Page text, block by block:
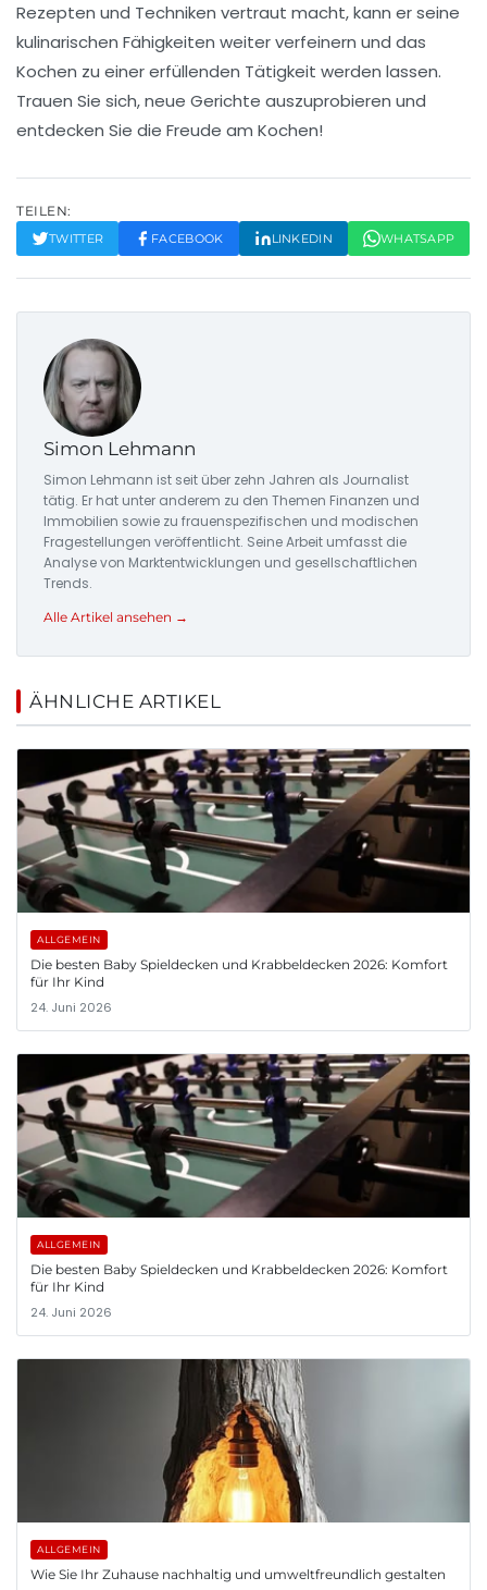
Rezepten und Techniken vertraut macht, kann er seine
kulinarischen Fähigkeiten weiter verfeinern und das
Kochen zu einer erfüllenden Tätigkeit werden lassen.
Trauen Sie sich, neue Gerichte auszuprobieren und
entdecken Sie die Freude am Kochen!
TEILEN:
TWITTER FACEBOOK LINKEDIN WHATSAPP
Simon Lehmann
Simon Lehmann ist seit über zehn Jahren als Journalist
tätig. Er hat unter anderem zu den Themen Finanzen und
Immobilien sowie zu frauenspezifischen und modischen
Fragestellungen veröffentlicht. Seine Arbeit umfasst die
Analyse von Marktentwicklungen und gesellschaftlichen
Trends.
Alle Artikel ansehen →
ÄHNLICHE ARTIKEL
ALLGEMEIN
Die besten Baby Spieldecken und Krabbeldecken 2026: Komfort
für Ihr Kind
24. Juni 2026
ALLGEMEIN
Die besten Baby Spieldecken und Krabbeldecken 2026: Komfort
für Ihr Kind
24. Juni 2026
ALLGEMEIN
Wie Sie Ihr Zuhause nachhaltig und umweltfreundlich gestalten